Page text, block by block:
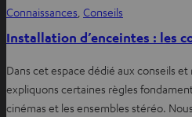
Connaissances Conseils
Installation d’enceintes : les
Dans cet espace dédié aux conseils
expliquons certaines règles
cinémas et les ensembles stéréo.